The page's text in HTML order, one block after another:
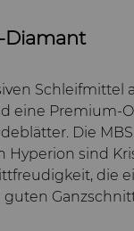
Diamant
Schleifmittel
eine Premium-
Die
Hyperion sind
die
guten